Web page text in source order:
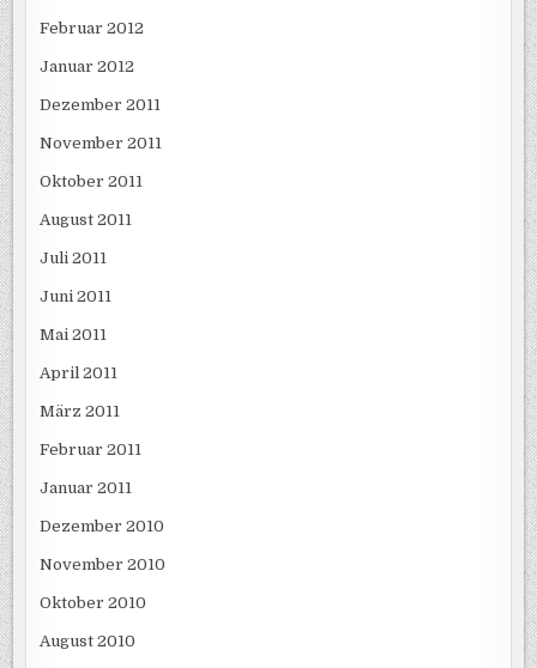
Februar 2012
Januar 2012
Dezember 2011
November 2011
Oktober 2011
August 2011
Juli 2011
Juni 2011
Mai 2011
April 2011
März 2011
Februar 2011
Januar 2011
Dezember 2010
November 2010
Oktober 2010
August 2010